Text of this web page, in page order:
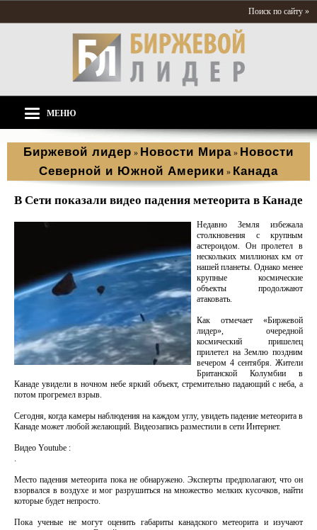
Поиск по сайту »
МЕНЮ
Биржевой лидер » Новости Мира » Новости
Северной и Южной Америки » Канада
В Сети показали видео падения метеорита в Канаде
Недавно Земля избежала
столкновения с крупным
астероидом. Он пролетел в
нескольких миллионах км от
нашей планеты. Однако менее
крупные космические
объекты продолжают
атаковать.
Как отмечает «Биржевой
лидер», очередной
космический пришелец
прилетел на Землю поздним
вечером 4 сентября. Жители
Британской Колумбии в
Канаде увидели в ночном небе яркий объект, стремительно падающий с неба, а
потом прогремел взрыв.
Сегодня, когда камеры наблюдения на каждом углу, увидеть падение метеорита в
Канаде может любой желающий. Видеозапись разместили в сети Интернет.
Видео Youtube :
.
Место падения метеорита пока не обнаружено. Эксперты предполагают, что он
взорвался в воздухе и мог разрушиться на множество мелких кусочков, найти
которые будет непросто.
Пока ученые не могут оценить габариты канадского метеорита и изучают